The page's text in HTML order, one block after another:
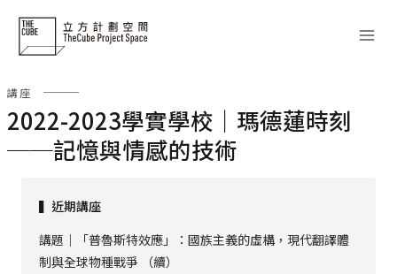
Skip
content
講座
2022-2023學實學校｜瑪德蓮時刻
──記憶與情感的技術
▍ 近期講座
講題｜「普魯斯特效應」：國族主義的虛構，現代翻譯體
制與全球物種戰爭 （續）